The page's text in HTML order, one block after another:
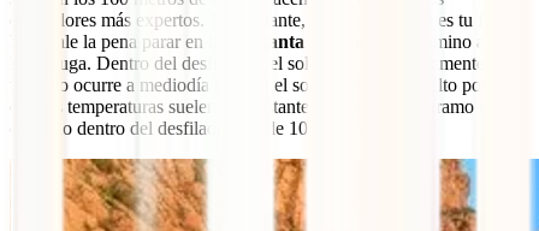
escaladores más expertos. No obstante, si la escalada no es tu fuerte
bien vale la pena parar en la
Garganta del Todra
de camino a
Merzouga. Dentro del desfiladero el sol no incide directamente, esto
tan solo ocurre a mediodía cuando el sol está en lo más alto por lo
que las temperaturas suelen ser bastante más suaves. El tramo más
estrecho dentro del desfiladero es de 10 metros.